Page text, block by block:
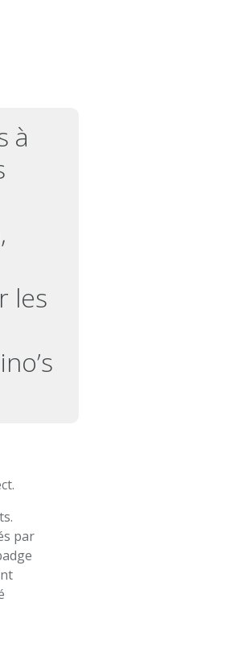
à
les
par